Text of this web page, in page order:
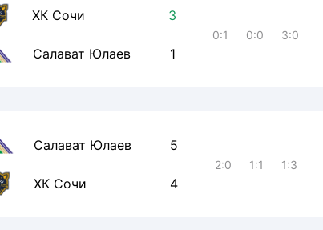
ХК Сочи 3
Салават Юлаев 1
0:1 0:0 3:0
Салават Юлаев 5
ХК Сочи 4
2:0 1:1 1:3